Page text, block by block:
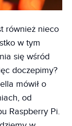
również nieco
w tym
się wśród
doczepimy?
mówił o
od
Raspberry Pi.